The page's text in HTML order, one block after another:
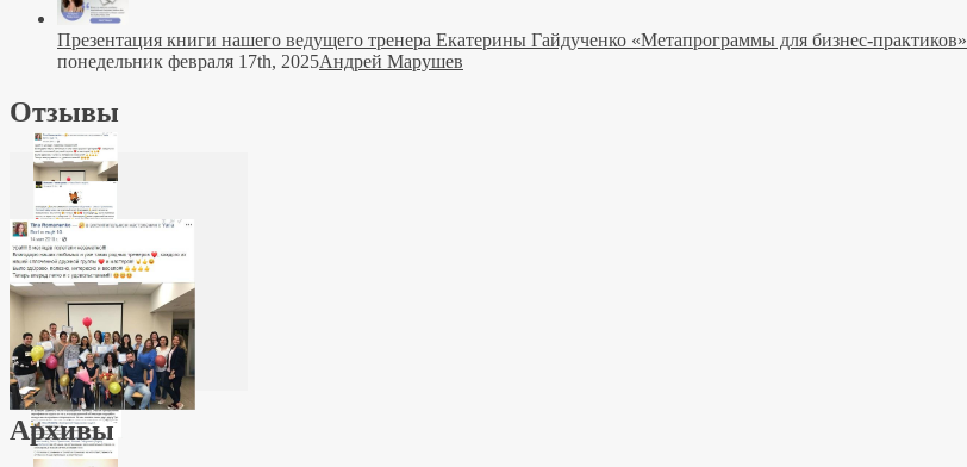
Презентация книги нашего ведущего тренера Екатерины Гайдученко «Метапрограммы для бизнес-практиков»
понедельник февраля 17th, 2025Андрей Марушев
Отзывы
Архивы